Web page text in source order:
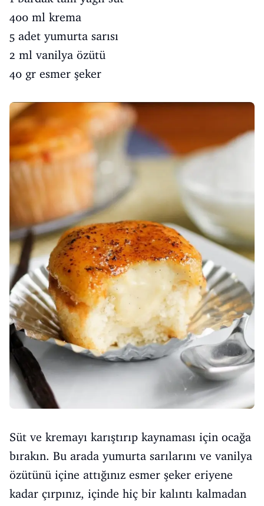
400 ml krema
5 adet yumurta sarısı
2 ml vanilya özütü
40 gr esmer şeker
Süt ve kremayı karıştırıp kaynaması için ocağa
bırakın. Bu arada yumurta sarılarını ve vanilya
özütünü içine attığınız esmer şeker eriyene
kadar çırpınız, içinde hiç bir kalıntı kalmadan